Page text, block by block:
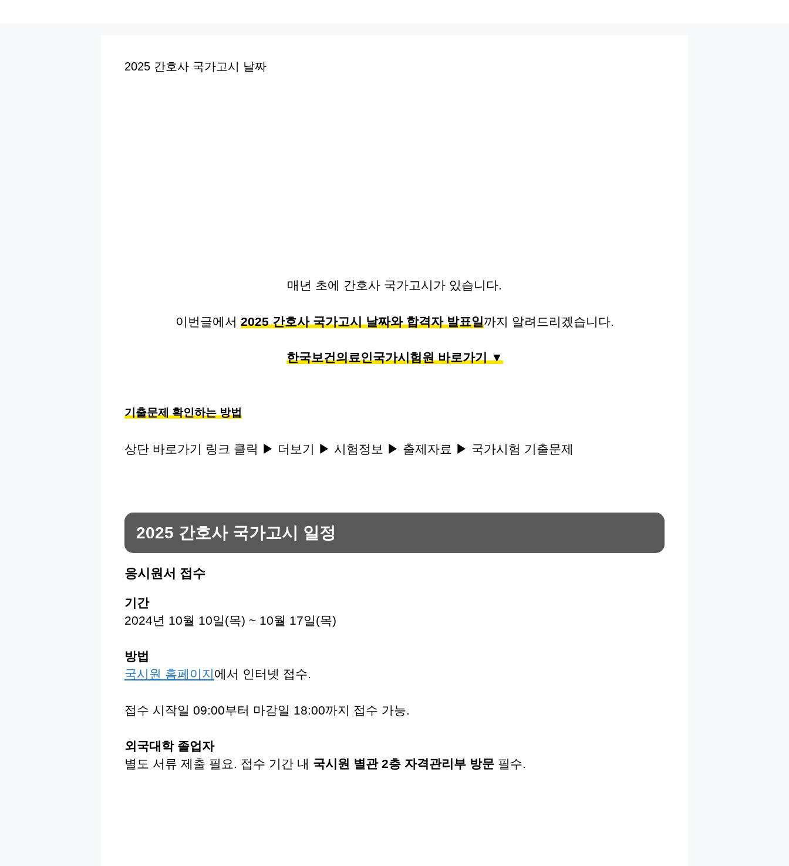
2025 간호사 국가고시 날짜
매년 초에 간호사 국가고시가 있습니다.
이번글에서 2025 간호사 국가고시 날짜와 합격자 발표일까지 알려드리겠습니다.
한국보건의료인국가시험원 바로가기 ▼
기출문제 확인하는 방법
상단 바로가기 링크 클릭 ▶ 더보기 ▶ 시험정보 ▶ 출제자료 ▶ 국가시험 기출문제
2025 간호사 국가고시 일정
응시원서 접수
기간
2024년 10월 10일(목) ~ 10월 17일(목)
방법
국시원 홈페이지에서 인터넷 접수.
접수 시작일 09:00부터 마감일 18:00까지 접수 가능.
외국대학 졸업자
별도 서류 제출 필요. 접수 기간 내 국시원 별관 2층 자격관리부 방문 필수.